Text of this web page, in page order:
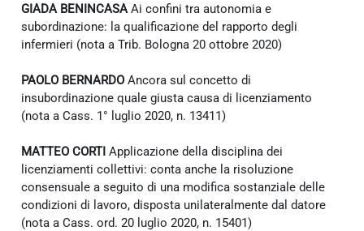
GIADA BENINCASAAi confini tra autonomia e
subordinazione: la qualificazione del rapporto degli
infermieri (nota a Trib. Bologna 20 ottobre 2020)
PAOLO BERNARDO Ancora sul concetto di
insubordinazione quale giusta causa di licenziamento
(nota a Cass. 1° luglio 2020, n. 13411)
MATTEO CORTI Applicazione della disciplina dei
licenziamenti collettivi: conta anche la risoluzione
consensuale a seguito di una modifica sostanziale delle
condizioni di lavoro, disposta unilateralmente dal datore
(nota a Cass. ord. 20 luglio 2020, n. 15401)